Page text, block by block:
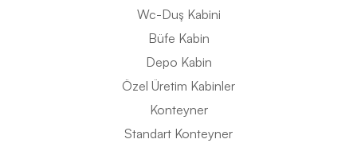
Wc-Duş Kabini
Büfe Kabin
Depo Kabin
Özel Üretim Kabinler
Konteyner
Standart Konteyner